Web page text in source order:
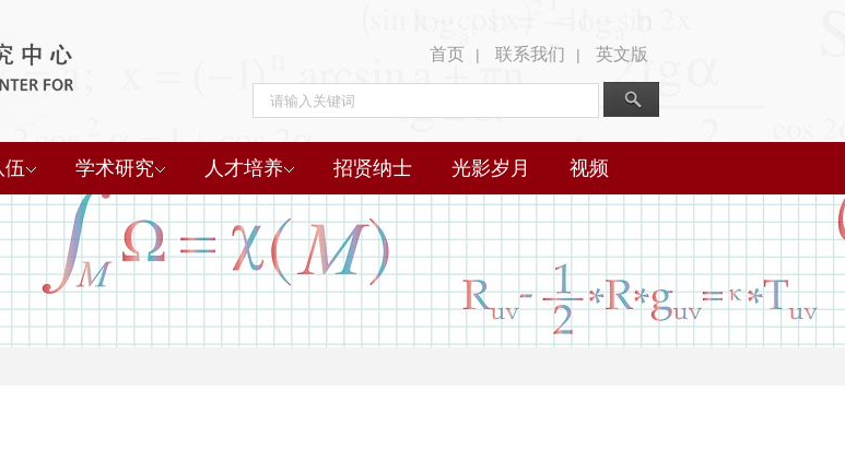
首页 | 联系我们 | 英文版
伍 学术研究 人才培养 招贤纳士 光影岁月 视频